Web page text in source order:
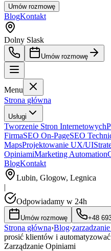
Umów rozmowę
BlogKontakt
Dolny Slask
Umów rozmowę
Menu
Strona główna
Usługi
Tworzenie Stron Internetowych
FirmaSEO On-PageSEO
MapsProjektowanie UX/UI
OpiniamiMarketing Automation
BlogKontakt
Lubin, Glogow, Legnica
|
Odpowiadamy w 24h
Umów rozmowę +48
Strona główna›Blog›
prosić klientów i
Zarządzanie Opiniami